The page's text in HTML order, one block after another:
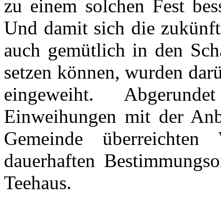
zu einem solchen Fest
Und damit sich die
auch gemütlich in den
setzen können, wurden
eingeweiht.
Einweihungen mit der
Gemeinde überreichten
dauerhaften
Teehaus.